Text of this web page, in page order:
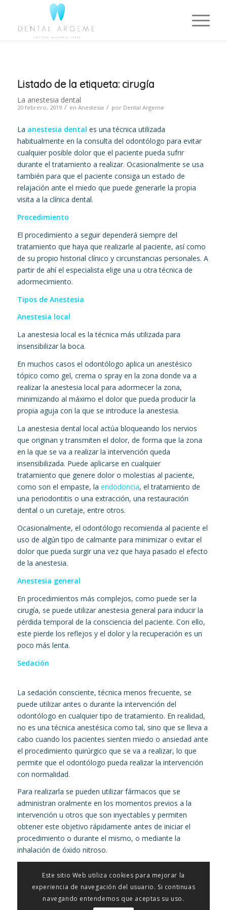
Listado de la etiqueta: cirugía
La anestesia dental
20 febrero, 2019 / en Anestesia / por Dental Argeme
La anestesia dental es una técnica utilizada
habitualmente en la consulta del odontólogo para evitar
cualquier posible dolor que el paciente pueda sufrir
durante el tratamiento a realizar. Ocasionalmente se usa
también para que el paciente consiga un estado de
relajación ante el miedo que puede generarle la propia
visita a la clínica dental.
Procedimiento
El procedimiento a seguir dependerá siempre del
tratamiento que haya que realizarle al paciente, así como
de su propio historial clínico y circunstancias personales. A
partir de ahí el especialista elige una u otra técnica de
adormecimiento.
Tipos de Anestesia
Anestesia local
La anestesia local es la técnica más utilizada para
insensibilizar la boca.
En muchos casos el odontólogo aplica un anestésico
tópico como gel, crema o spray en la zona donde va a
realizar la anestesia local para adormecer la zona,
minimizando al máximo el dolor que pueda producir la
propia aguja con la que se introduce la anestesia.
La anestesia dental local actúa bloqueando los nervios
que originan y transmiten el dolor, de forma que la zona
en la que se va a realizar la intervención queda
insensibilizada. Puede aplicarse en cualquier
tratamiento que genere dolor o molestias al paciente,
como son el empaste, la endodoncia, el tratamiento de
una periodontitis o una extracción, una restauración
dental o un curetaje, entre otros.
Ocasionalmente, el odontólogo recomienda al paciente el
uso de algún tipo de calmante para minimizar o evitar el
dolor que pueda surgir una vez que haya pasado el efecto
de la anestesia.
Anestesia general
En procedimientos más complejos, como puede ser la
cirugía, se puede utilizar anestesia general para inducir la
pérdida temporal de la consciencia del paciente. Con ello,
este pierde los reflejos y el dolor y la recuperación es un
poco más lenta.
Sedación
La sedación consciente, técnica menos frecuente, se
puede utilizar antes o durante la intervención del
odontólogo en cualquier tipo de tratamiento. En realidad,
no es una técnica anestésica como tal, sino que se lleva a
cabo cuando los pacientes sienten miedo o ansiedad ante
el procedimiento quirúrgico que se va a realizar, lo que
permite que el odontólogo pueda realizar la intervención
con normalidad.
Para realizarla se pueden utilizar fármacos que se
administran oralmente en los momentos previos a la
intervención u otros que son inyectables y permiten
obtener este objetivo rápidamente antes de iniciar el
procedimiento o durante el mismo, o mediante la
inhalación de óxido nitroso.
Este sitio Web utiliza cookies para mejorar la
experiencia de navegación del usuario. Si continuas
navegando entendemos que aceptas su uso.